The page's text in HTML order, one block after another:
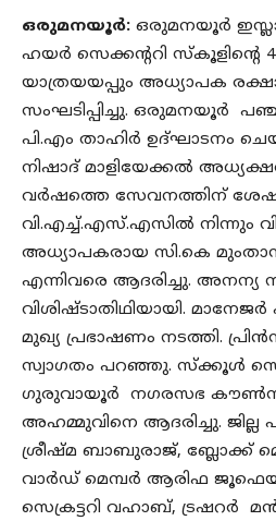
ഒരുമനയൂർ: ഒരുമനയൂർ
ഹയർ സെക്കന്ററി സ്കൂളിന്റെ
യാത്രയയപ്പും അധ്യാപക
സംഘടിപ്പിച്ചു. ഒരുമനയൂർ
പി.എം താഹിർ ഉദ്ഘാടനം
നിഷാദ് മാളിയേക്കൽ
വർഷത്തെ സേവനത്തിന്
വി.എച്ച്.എസ്.എസിൽ നിന്നും
അധ്യാപകരായ സി.കെ
എന്നിവരെ ആദരിച്ചു. അനന്യ
വിശിഷ്ടാതിഥിയായി.
മുഖ്യ പ്രഭാഷണം നടത്തി.
സ്വാഗതം പറഞ്ഞു. സ്ക്കൂൾ
ഗുരുവായൂർ നഗരസഭ
അഹമ്മുവിനെ ആദരിച്ചു. ജില്ല
ശ്രീഷ്മ ബാബുരാജ്, ബ്ലോക്ക്
വാർഡ് മെമ്പർ ആരിഫ
സെക്രട്ടറി വഹാബ്,